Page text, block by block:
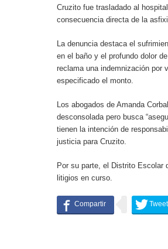
Cruzito fue trasladado al
consecuencia directa de la
La denuncia destaca el
en el baño y el profundo dolor
reclama una indemnización por
especificado el monto.
Los abogados de Amanda
desconsolada pero busca
tienen la intención de
justicia para Cruzito.
Por su parte, el Distrito Escolar
litigios en curso.